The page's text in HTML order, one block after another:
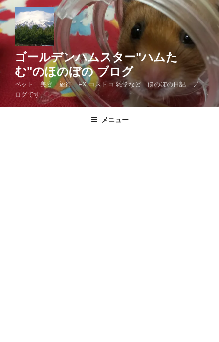
コ
テ
ン
ス
ゴールデンハムスター"ハムた
む"のほのぼの ブログ
ペット 美容 旅行 FX コストコ 雑学など ほのぼの日記 ブ
ログです。
メニュー